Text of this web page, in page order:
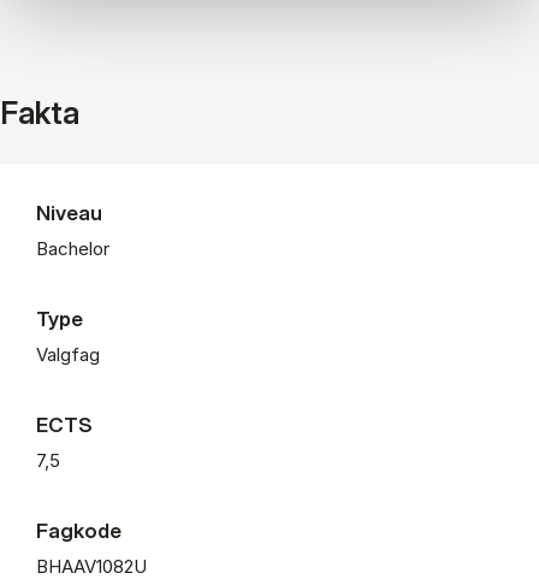
Fakta
Niveau
Bachelor
Type
Valgfag
ECTS
7,5
Fagkode
BHAAV1082U